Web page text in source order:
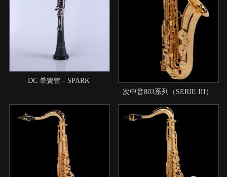
DC 单簧管 - SPARK
次中音803系列（SERIE III）